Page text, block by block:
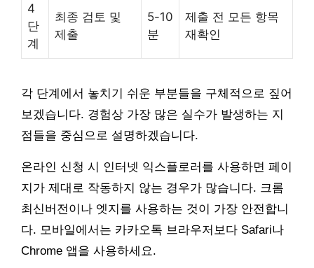
4
단
계
최종 검토 및
제출
5-10
분
제출 전 모든 항목
재확인
각 단계에서 놓치기 쉬운 부분들을 구체적으로 짚어
보겠습니다. 경험상 가장 많은 실수가 발생하는 지
점들을 중심으로 설명하겠습니다.
온라인 신청 시 인터넷 익스플로러를 사용하면 페이
지가 제대로 작동하지 않는 경우가 많습니다. 크롬
최신버전이나 엣지를 사용하는 것이 가장 안전합니
다. 모바일에서는 카카오톡 브라우저보다 Safari나
Chrome 앱을 사용하세요.